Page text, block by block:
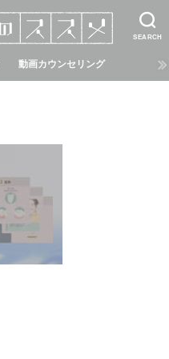
SEARCH
動画カウンセリング